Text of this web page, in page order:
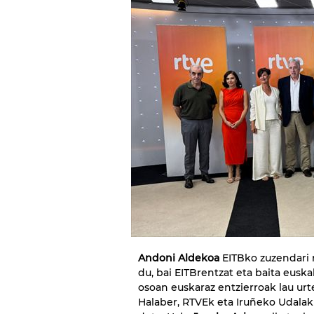
Andoni Aldekoa EITBko
du, bai EITBrentzat eta baita
osoan euskaraz entzierroak lau
Halaber, RTVEk eta Iruñeko